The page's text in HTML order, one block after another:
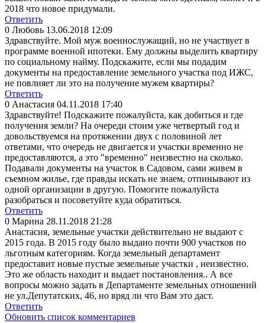
2018 что новое придумали.
Ответить
0 Любовь 13.06.2018 12:09
Здравствуйте. Мой муж военнослужащий, но не участвует в
программе военной ипотеки. Ему должны выделить квартиру
по социальному найму. Подскажите, если мы подадим
документы на предоставление земельного участка под ИЖС,
не повлияет ли это на получение мужем квартиры?
Ответить
0 Анастасия 04.11.2018 17:40
Здравствуйте! Подскажите пожалуйста, как добиться и где
получения земли? На очереди стоим уже четвертый год и
довольствуемся на протяжении двух с половиной лет
ответами, что очередь не двигается и участки временно не
предоставляются, а это "временно" неизвестно на сколько.
Подавали документы на участок в Садовом, сами живем в
съемном жилье, где правды искать не знаем, отпинывают из
одной организации в другую. Помогите пожалуйста
разобраться и посоветуйте куда обратиться.
Ответить
0 Марина 28.11.2018 21:28
Анастасия, земельные участки действительно не выдают с
2015 года. В 2015 году было выдано почти 900 участков по
льготным категориям. Когда земельный департамент
предоставит новые пустые земельные участки , неизвестно.
Это же область находит и выдает постановления.. А все
вопросы можно задать в Департаменте земельных отношений
не ул.Депутатских, 46, но вряд ли что Вам это даст.
Ответить
Обновить список комментариев